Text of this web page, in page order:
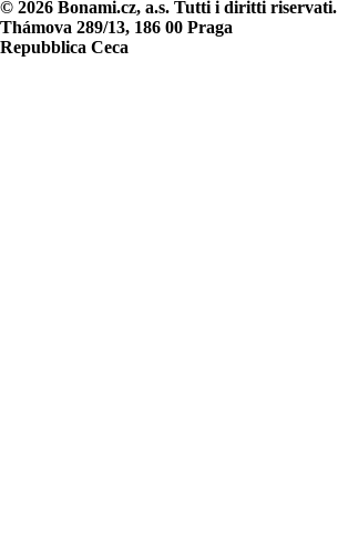
© 2026 Bonami.cz, a.s. Tutti i diritti riservati.
Thámova 289/13, 186 00 Praga
Repubblica Ceca